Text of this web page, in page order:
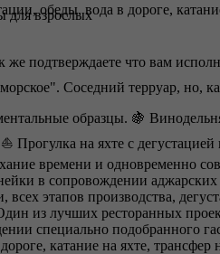
обеды, вода в дороге,
Соседний терруар, но,
образцы. 🍇
Прогулка на яхте с
времени и одновременно
в сопровождении
этапов производства,
из лучших ресторанных
специально подобранного
катание на яхте,
для взрослых
подтверждаете что вам